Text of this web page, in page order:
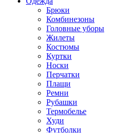
Брюки
Комбинезоны
Головные уборы
Жилеты
Костюмы
Куртки
Носки
Перчатки
Плащи
Ремни
Рубашки
Термобелье
Худи
Футболки